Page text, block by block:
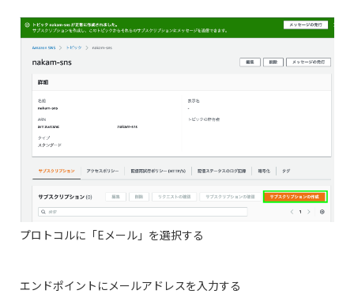
プロトコルに「Eメール」を選択する
エンドポイントにメールアドレスを入力する